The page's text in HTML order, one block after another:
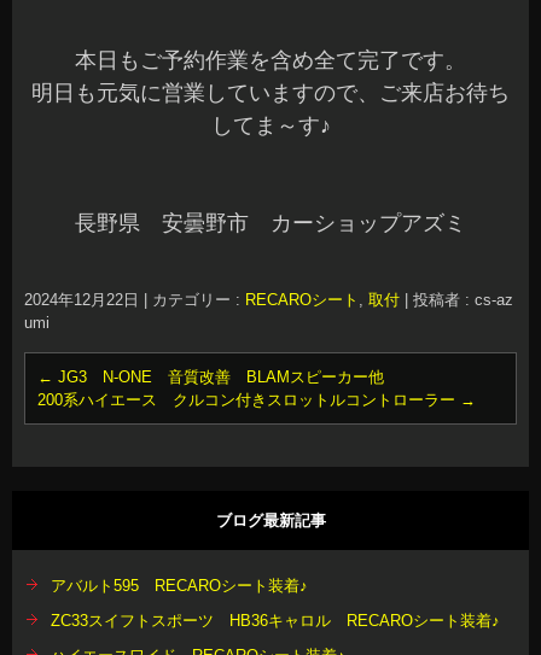
本日もご予約作業を含め全て完了です。
明日も元気に営業していますので、ご来店お待ち
してま～す♪
長野県 安曇野市 カーショップアズミ
2024年12月22日 カテゴリー : RECAROシート , 取付
投稿者 : cs-az
umi
← JG3 N-ONE 音質改善 BLAMスピーカー他
200系ハイエース クルコン付きスロットルコントローラー →
ブログ最新記事
アバルト595 RECAROシート装着♪
ZC33スイフトスポーツ HB36キャロル RECAROシート装着♪